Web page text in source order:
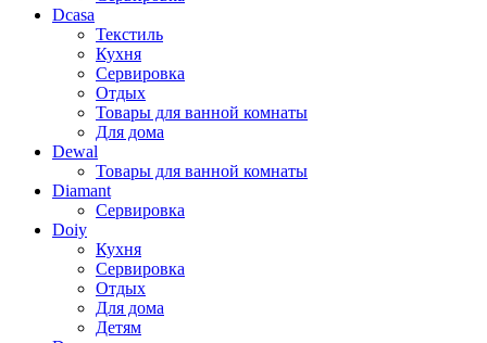
Dcasa
Текстиль
Кухня
Сервировка
Отдых
Товары для ванной комнаты
Для дома
Dewal
Товары для ванной комнаты
Diamant
Сервировка
Doiy
Кухня
Сервировка
Отдых
Для дома
Детям